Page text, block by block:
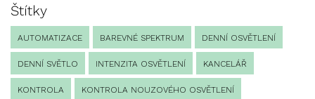
Štítky
AUTOMATIZACE BAREVNÉ SPEKTRUM DENNÍ OSVĚTLENÍ
DENNÍ SVĚTLO INTENZITA OSVĚTLENÍ KANCELÁŘ
KONTROLA KONTROLA NOUZOVÉHO OSVĚTLENÍ